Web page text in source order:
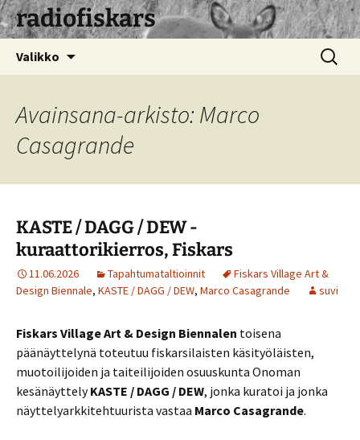
radiofiskars
Valikko Haku:
Avainsana-arkisto: Marco
Casagrande
KASTE / DAGG / DEW -
kuraattorikierros, Fiskars
11.06.2026 Tapahtumataltioinnit
Fiskars Village Art &
Design Biennale, KASTE / DAGG / DEW, Marco Casagrande suvi
Fiskars Village Art & Design Biennalen toisena
päänäyttelynä toteutuu fiskarsilaisten käsityöläisten,
muotoilijoiden ja taiteilijoiden osuuskunta Onoman
kesänäyttelyKASTE / DAGG / DEW, jonka kuratoi ja jonka
näyttelyarkkitehtuurista vastaa Marco Casagrande.